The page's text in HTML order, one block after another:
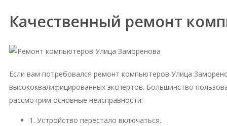
Качественный ремонт
Если вам потребовался ремонт компьютеров Улица
высококвалифицированных экспертов. Большинство
рассмотрим основные неисправности:
1. Устройство перестало включаться.